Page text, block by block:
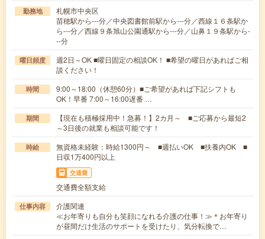
勤務地
札幌市中央区
苗穂駅から---分／中央図書館前駅から---分／西線１６条駅か
ら---分／西線９条旭山公園通駅から---分／山鼻１９条駅から-
--分
曜日頻度
週2日～OK ■曜日固定の相談OK！ ■希望の曜日があればご相
談ください！
時間
9:00～18:00（休憩60分）■ご希望があれば下記シフトも
OK！早番 7:00～16:00遅番 …
期間
【現在も積極採用中！急募！】2カ月～ ■ご応募から最短2
～3日後の就業も相談可能です！
時給
無資格未経験：時給1300円～ ■週払いOK ■扶養内OK ■
日収1万400円以上
交通費
交通費全額支給
仕事内容
介護関連
≪お年寄りも自分も笑顔になれる介護の仕事！≫＊お年寄り
が昼間だけ生活のサポートを受けたり、気分転換で…